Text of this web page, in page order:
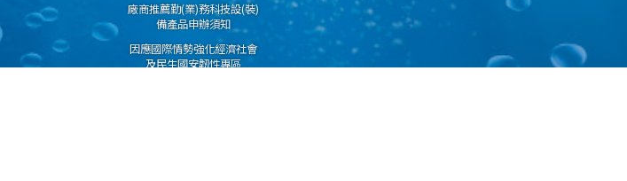
廠商推薦勤(業)務科技設(裝)
備產品申辦須知
因應國際情勢強化經濟社會
及民生國安韌性專區